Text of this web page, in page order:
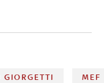
GIORGETTI MEF